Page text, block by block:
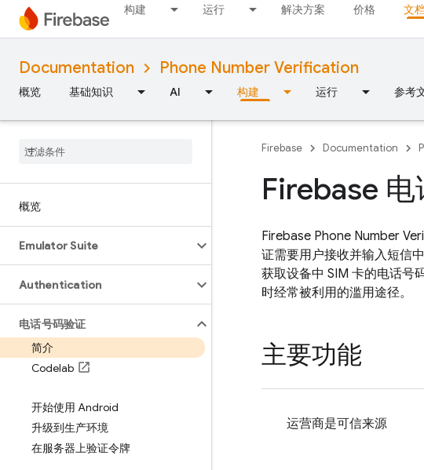
构建 运行 解决方案 价格 文档
Documentation Phone Number Verification
概览 基础知识 AI 构建 运行 参考
概览
Emulator Suite
Authentication
电话号码验证
简介
Codelab
开始使用 Android
升级到生产环境
在服务器上验证令牌
Firebase Documentation
Firebase
Firebase Phone Number
证需要用户接收并输入短信
获取设备中 SIM 卡的电话号
时经常被利用的滥用途径。
主要功能
运营商是可信来源